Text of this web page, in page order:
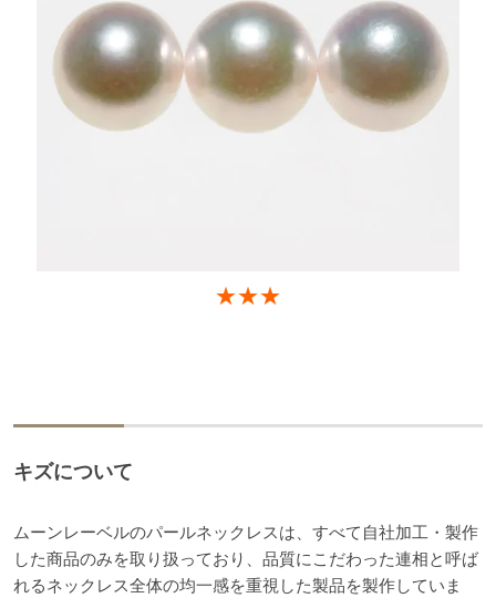
★★★
キズについて
ムーンレーベルのパールネックレスは、すべて自社加工・製作
した商品のみを取り扱っており、品質にこだわった連相と呼ば
れるネックレス全体の均一感を重視した製品を製作していま